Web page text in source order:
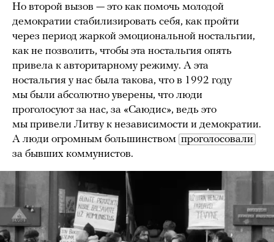
Но второй вызов — это как помочь молодой
демократии стабилизировать себя, как пройти
через период жаркой эмоциональной ностальгии,
как не позволить, чтобы эта ностальгия опять
привела к авторитарному режиму. А эта
ностальгия у нас была такова, что в 1992 году
мы были абсолютно уверены, что люди
проголосуют за нас, за «Саюдис», ведь это
мы привели Литву к независимости и демократии.
А люди огромным большинством проголосовали
за бывших коммунистов.